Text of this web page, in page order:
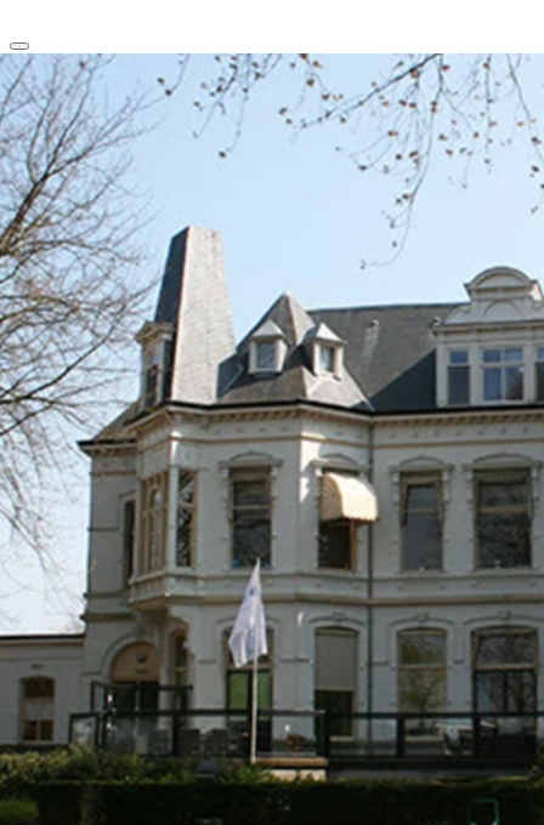
clear arrow_back_ios_new
favorite
share